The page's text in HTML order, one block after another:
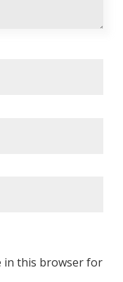
in this browser for